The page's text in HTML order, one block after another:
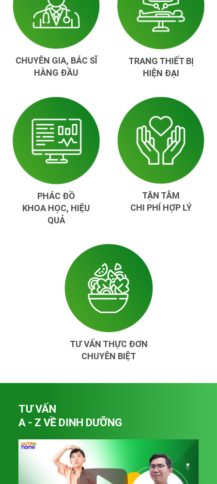
CHUYÊN GIA, BÁC SĨ
HÀNG ĐẦU
TRANG THIẾT BỊ
HIỆN ĐẠI
PHÁC ĐỒ
KHOA HỌC, HIỆU
QUẢ
TẬN TÂM
CHI PHÍ HỢP LÝ
TƯ VẤN THỰC ĐƠN
CHUYÊN BIỆT
TƯ VẤN
A - Z VỀ DINH DƯỠNG